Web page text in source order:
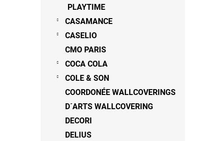
PLAYTIME
CASAMANCE
CASELIO
CMO PARIS
COCA COLA
COLE & SON
COORDONÉE WALLCOVERINGS
D´ARTS WALLCOVERING
DECORI
DELIUS